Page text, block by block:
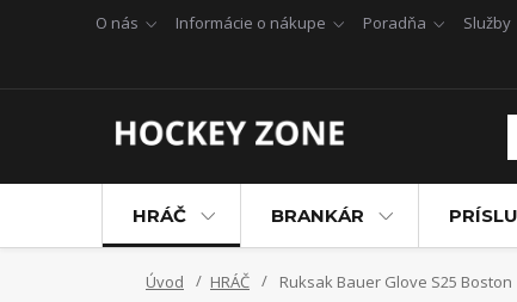
O nás Informácie o nákupe Poradňa Služby
HRÁČ BRANKÁR
Úvod HRÁČ Ruksak Bauer Glove S25 Boston